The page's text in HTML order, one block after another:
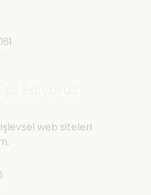
web siteleri